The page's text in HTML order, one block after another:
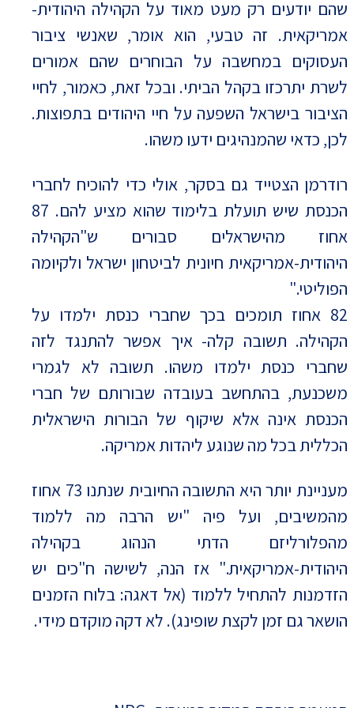
שהם יודעים רק מעט מאוד על הקהילה היהודית-
אמריקאית. זה טבעי, הוא אומר, שאנשי ציבור
העסוקים במחשבה על הבוחרים שהם אמורים
לשרת יתרכזו בקהל הביתי. ובכל זאת, כאמור, לחיי
הציבור בישראל השפעה על חיי היהודים בתפוצות.
לכן, כדאי שהמנהיגים ידעו משהו.
רודרמן הצטייד גם בסקר, אולי כדי להוכיח לחברי
הכנסת שיש תועלת בלימוד שהוא מציע להם. 87
אחוז מהישראלים סבורים ש"הקהילה
היהודית-אמריקאית חיונית לביטחון ישראל ולקיומה
הפוליטי."
82 אחוז תומכים בכך שחברי כנסת ילמדו על
הקהילה. תשובה קלה- איך אפשר להתנגד לזה
שחברי כנסת ילמדו משהו. תשובה לא לגמרי
משכנעת, בהתחשב בעובדה שבורותם של חברי
הכנסת אינה אלא שיקוף של הבורות הישראלית
הכללית בכל מה שנוגע ליהדות אמריקה.
מעניינת יותר היא התשובה החיובית שנתנו 73 אחוז
מהמשיבים, ועל פיה "יש הרבה מה ללמוד
מהפלורליזם הדתי הנהוג בקהילה
היהודית-אמריקאית." אז הנה, לשישה ח"כים יש
הזדמנות להתחיל ללמוד (אל דאגה: בלוח הזמנים
הושאר גם זמן לקצת שופינג). לא דקה מוקדם מידי.